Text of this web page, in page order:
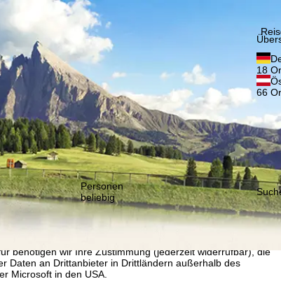
Nutzungsinformationen, die wir, die TravelTrex GmbH,
werden dabei Nutzungsprofile anhand von Endgeräte- und
benötigen wir Ihre Zustimmung (jederzeit widerrufbar), die
Daten an Drittanbieter in Drittländern außerhalb des
Microsoft in den USA.
18
66
Personen
beliebig